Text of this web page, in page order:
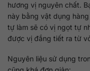
hương vị nguyên chất.
này bằng vật dụng
tự làm sẽ có vị ngọt tự
được vị đắng tiết ra từ
Nguyên liệu sử dụng